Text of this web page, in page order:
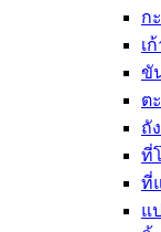
ก
เ
ขั
ต
ถั
ที่
ที่
แ